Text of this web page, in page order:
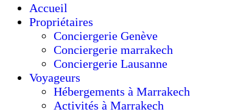
Accueil
Propriétaires
Conciergerie Genève
Conciergerie marrakech
Conciergerie Lausanne
Voyageurs
Hébergements à Marrakech
Activités à Marrakech